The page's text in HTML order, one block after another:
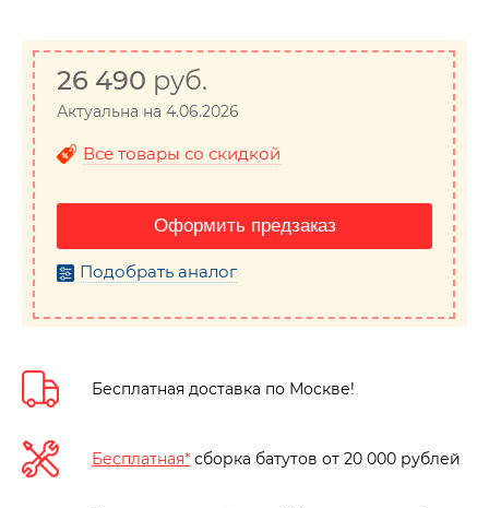
26 490 руб.
Актуальна на 4.06.2026
Все товары со скидкой
Оформить предзаказ
Подобрать аналог
Бесплатная доставка по Москве!
Бесплатная* сборка батутов от 20 000 рублей